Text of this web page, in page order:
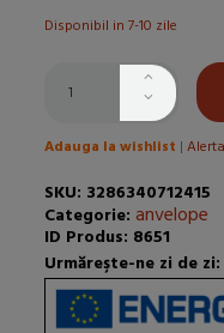
Disponibil in 7-10 zile
Adauga la wishlist |
SKU: 3286340712415
Categorie: anvelope
ID Produs: 8651
Urmăreşte-ne zi de